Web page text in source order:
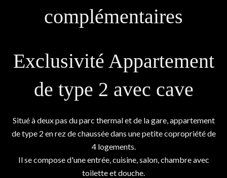
complémentaires
Exclusivité Appartement
de type 2 avec cave
Situé à deux pas du parc thermal et de la gare, appartement
de type 2 en rez de chaussée dans une petite copropriété de
4 logements.
Il se compose d'une entrée, cuisine, salon, chambre avec
toilette et douche.